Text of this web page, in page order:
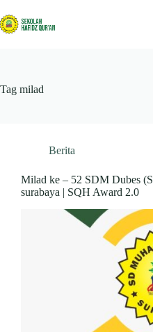
to
content
Tag milad
Berita
Milad ke – 52 SDM Dubes
surabaya | SQH Award 2.0